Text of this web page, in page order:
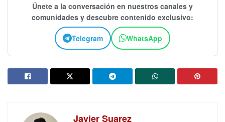
Únete a la conversación en nuestros canales y
comunidades y descubre contenido exclusivo:
Telegram WhatsApp
Javier Suarez